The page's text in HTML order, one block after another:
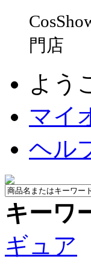
門店
よう
マイ
ヘル
キーワ
ギュア